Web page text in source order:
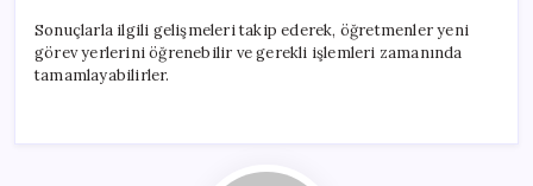
Sonuçlarla ilgili gelişmeleri takip ederek, öğretmenler yeni
görev yerlerini öğrenebilir ve gerekli işlemleri zamanında
tamamlayabilirler.